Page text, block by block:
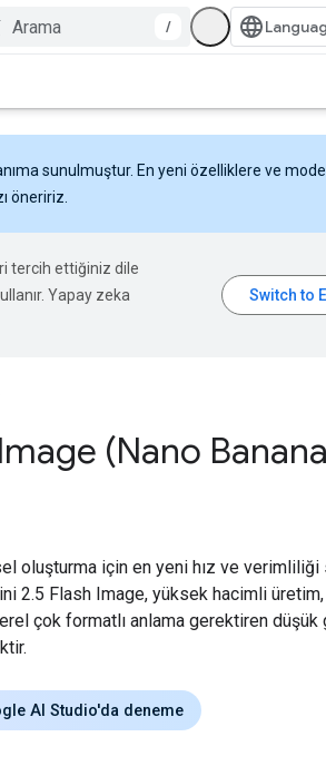
/
sunulmuştur. En yeni özelliklere ve
öneririz.
tercih ettiğiniz dile
Yapay zeka
(Nano
oluşturma için en yeni hız ve verimliliği
2.5 Flash Image, yüksek hacimli üretim,
çok formatlı anlama gerektiren düşük
AI Studio'da deneme